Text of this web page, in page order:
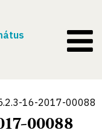
16-2017-00088
00088